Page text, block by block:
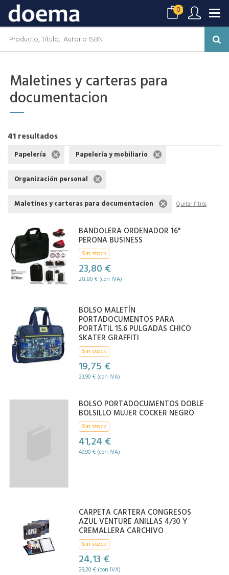
0
Maletines y carteras para
documentacion
41 resultados
Papelería Papelería y mobiliario
Organización personal
Maletines y carteras para documentacion Quitar filtros
BANDOLERA ORDENADOR 16"
PERONA BUSINESS
Sin stock
23,80 €
28,80 € (con IVA)
BOLSO MALETÍN
PORTADOCUMENTOS PARA
PORTÁTIL 15.6 PULGADAS CHICO
SKATER GRAFFITI
Sin stock
19,75 €
23,90 € (con IVA)
BOLSO PORTADOCUMENTOS DOBLE
BOLSILLO MUJER COCKER NEGRO
Sin stock
41,24 €
49,90 € (con IVA)
CARPETA CARTERA CONGRESOS
AZUL VENTURE ANILLAS 4/30 Y
CREMALLERA CARCHIVO
Sin stock
24,13 €
29,20 € (con IVA)